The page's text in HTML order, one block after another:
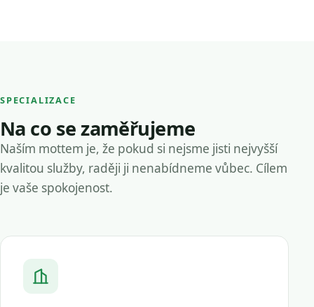
SPECIALIZACE
Na co se zaměřujeme
Naším mottem je, že pokud si nejsme jisti nejvyšší
kvalitou služby, raději ji nenabídneme vůbec. Cílem
je vaše spokojenost.